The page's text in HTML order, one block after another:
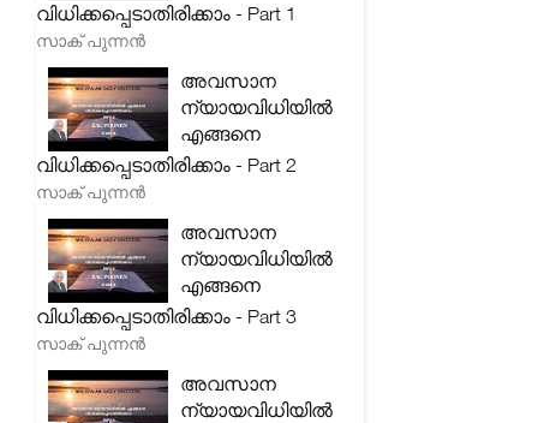
വിധിക്കപ്പെടാതിരിക്കാം - Part 1
സാക് പുന്നൻ
അവസാന
ന്യായവിധിയിൽ
എങ്ങനെ
വിധിക്കപ്പെടാതിരിക്കാം - Part 2
സാക് പുന്നൻ
അവസാന
ന്യായവിധിയിൽ
എങ്ങനെ
വിധിക്കപ്പെടാതിരിക്കാം - Part 3
സാക് പുന്നൻ
അവസാന
ന്യായവിധിയിൽ